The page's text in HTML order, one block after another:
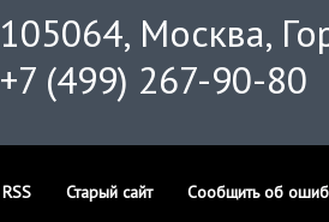
105064, Москва,
+7 (499) 267-90-80
RSS Старый сайт Сообщить об